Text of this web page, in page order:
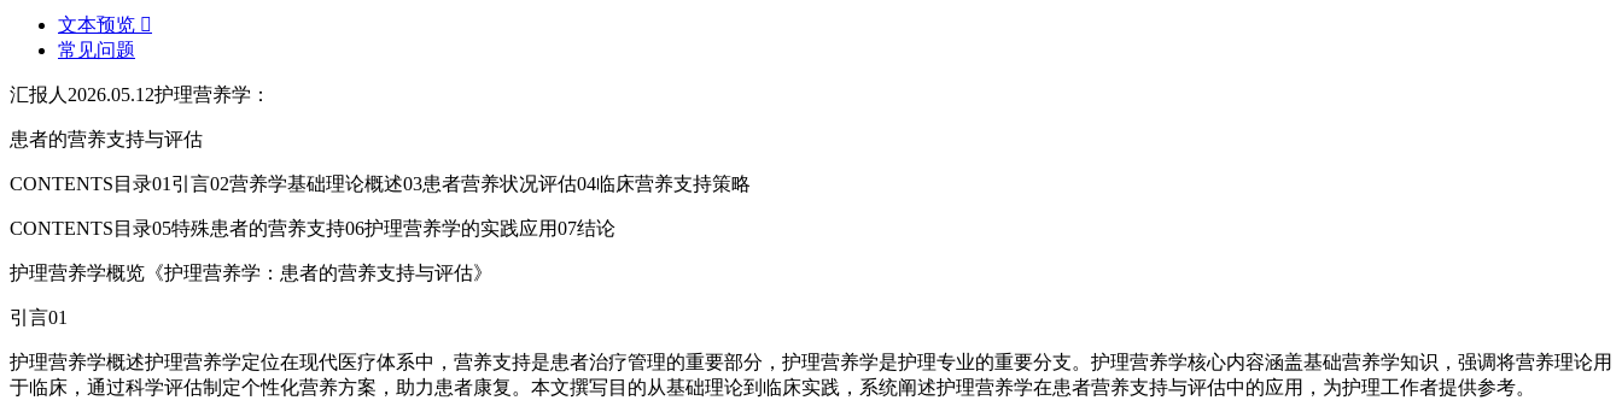
文本预览 
常见问题
汇报人2026.05.12护理营养学：
患者的营养支持与评估
CONTENTS目录01引言02营养学基础理论概述03患者营养状况评估04临床营养支持策略
CONTENTS目录05特殊患者的营养支持06护理营养学的实践应用07结论
护理营养学概览《护理营养学：患者的营养支持与评估》
引言01
护理营养学概述护理营养学定位在现代医疗体系中，营养支持是患者治疗管理的重要部分，护理营养学是护理专业的重要分支。护理营养学核心内容涵盖基础营养学知识，强调将营养理论用
于临床，通过科学评估制定个性化营养方案，助力患者康复。本文撰写目的从基础理论到临床实践，系统阐述护理营养学在患者营养支持与评估中的应用，为护理工作者提供参考。